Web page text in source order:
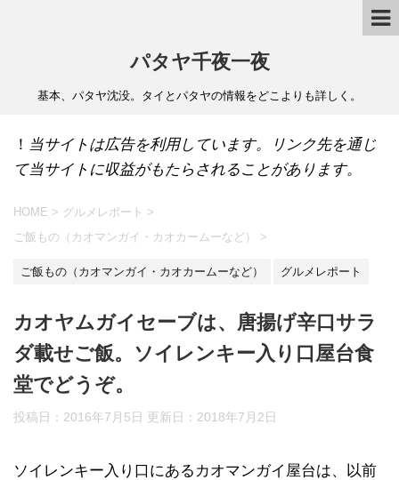
パタヤ千夜一夜
基本、パタヤ沈没。タイとパタヤの情報をどこよりも詳しく。
！ 当サイトは広告を利用しています。リンク先を通じ
て当サイトに収益がもたらされることがあります。
HOME > グルメレポート >
ご飯もの（カオマンガイ・カオカームーなど）
>
ご飯もの（カオマンガイ・カオカームーなど） グルメレポート
カオヤムガイセーブは、唐揚げ辛口サラ
ダ載せご飯。ソイレンキー入り口屋台食
堂でどうぞ。
投稿日：2016年7月5日 更新日： 2018年7月2日
ソイレンキー入り口にあるカオマンガイ屋台は、以前